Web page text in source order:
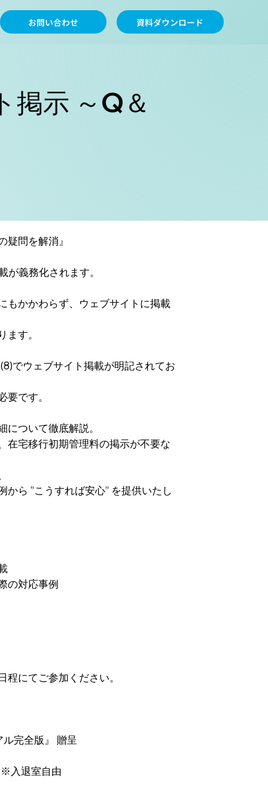
資料ダウンロード
お問い合わせ
掲示 ～Q＆
疑問を解消』
義務化されます。
もかかわらず、ウェブサイトに掲載
す。
でウェブサイト掲載が明記されてお
です。
ついて徹底解説。
在宅移行初期管理料の掲示が不要な
ら ”こうすれば安心” を提供いたし
の対応事例
にてご参加ください。
完全版』 贈呈
入退室自由